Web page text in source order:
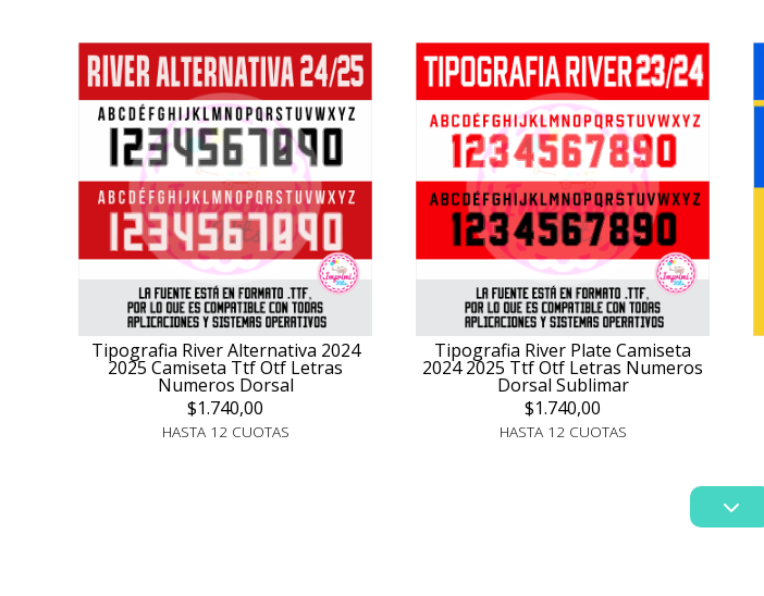
Tipografia River Alternativa 2024
2025 Camiseta Ttf Otf Letras
Numeros Dorsal
$1.740,00
HASTA 12 CUOTAS
Tipografia River Plate Camiseta
2024 2025 Ttf Otf Letras Numeros
Dorsal Sublimar
$1.740,00
HASTA 12 CUOTAS